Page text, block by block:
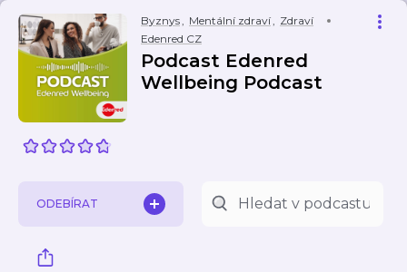
Byznys, Mentální zdraví, Zdraví
Edenred CZ
Podcast Edenred
Wellbeing Podcast
ODEBÍRAT